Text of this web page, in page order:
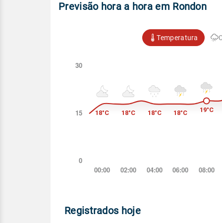
Previsão hora a hora em Rondon
Temperatura
Registrados hoje